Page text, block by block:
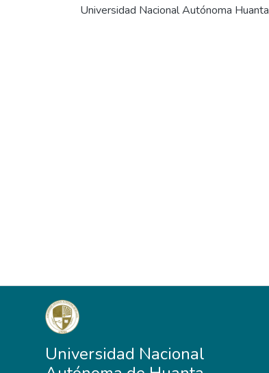
Universidad Nacional Autónoma Huanta
Universidad Nacional